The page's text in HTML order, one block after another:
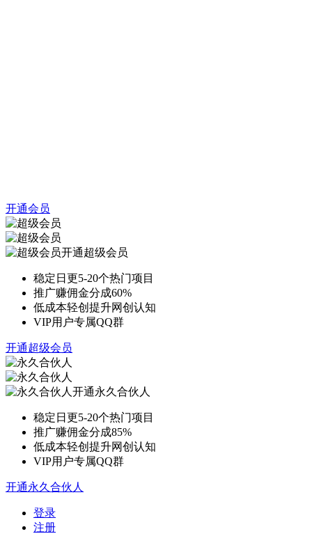
开通会员
开通超级会员
稳定日更5-20个热门项目
推广赚佣金分成60%
低成本轻创提升网创认知
VIP用户专属QQ群
开通超级会员
开通永久合伙人
稳定日更5-20个热门项目
推广赚佣金分成85%
低成本轻创提升网创认知
VIP用户专属QQ群
开通永久合伙人
登录
注册